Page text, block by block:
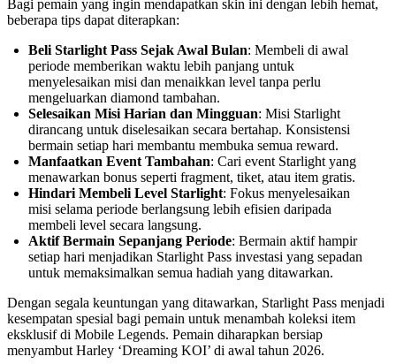
Bagi pemain yang ingin mendapatkan skin ini dengan lebih hemat,
beberapa tips dapat diterapkan:
Beli Starlight Pass Sejak Awal Bulan: Membeli di awal
periode memberikan waktu lebih panjang untuk
menyelesaikan misi dan menaikkan level tanpa perlu
mengeluarkan diamond tambahan.
Selesaikan Misi Harian dan Mingguan: Misi Starlight
dirancang untuk diselesaikan secara bertahap. Konsistensi
bermain setiap hari membantu membuka semua reward.
Manfaatkan Event Tambahan: Cari event Starlight yang
menawarkan bonus seperti fragment, tiket, atau item gratis.
Hindari Membeli Level Starlight: Fokus menyelesaikan
misi selama periode berlangsung lebih efisien daripada
membeli level secara langsung.
Aktif Bermain Sepanjang Periode: Bermain aktif hampir
setiap hari menjadikan Starlight Pass investasi yang sepadan
untuk memaksimalkan semua hadiah yang ditawarkan.
Dengan segala keuntungan yang ditawarkan, Starlight Pass menjadi
kesempatan spesial bagi pemain untuk menambah koleksi item
eksklusif di Mobile Legends. Pemain diharapkan bersiap
menyambut Harley ‘Dreaming KOI’ di awal tahun 2026.